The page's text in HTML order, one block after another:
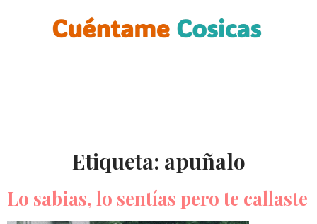
Etiqueta: apuñalo
Lo sabias, lo sentías pero te callaste